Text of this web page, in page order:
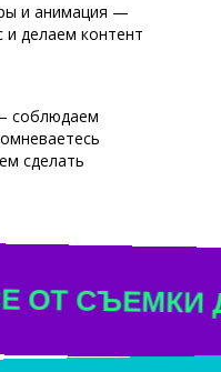
и анимация —
и делаем контент
соблюдаем
сделать
ДО